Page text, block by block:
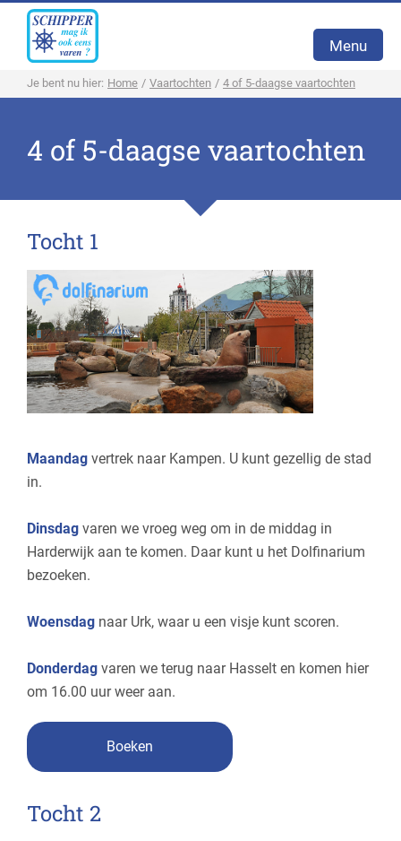
Vaartochten
De Stichting
Het schip
Nieuws
Vergaderen
Contact
Boeken
E-mail
Menu
Je bent nu hier: Home / Vaartochten / 4 of 5-daagse vaartochten
4 of 5-daagse vaartochten
Tocht 1
Maandag vertrek naar Kampen. U kunt gezellig de stad
in.
Dinsdag varen we vroeg weg om in de middag in
Harderwijk aan te komen. Daar kunt u het Dolfinarium
bezoeken.
Woensdag naar Urk, waar u een visje kunt scoren.
Donderdag varen we terug naar Hasselt en komen hier
om 16.00 uur weer aan.
Boeken
Tocht 2